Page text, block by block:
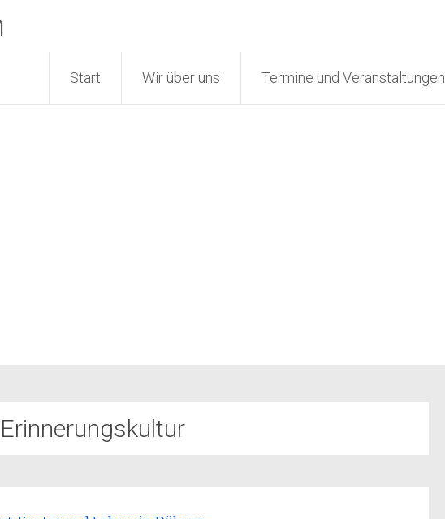
Start Wir über uns Termine und Veranstaltungen
Erinnerungskultur